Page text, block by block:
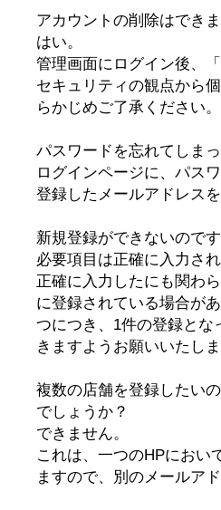
アカウントの削除はでき
はい。
管理画面にログイン後、
セキュリティの観点から
らかじめご了承ください。
パスワードを忘れてしま
ログインページに、パス
登録したメールアドレス
新規登録ができないので
必要項目は正確に入力さ
正確に入力したにも関わ
に登録されている場合が
つにつき、1件の登録と
きますようお願いいたしま
複数の店舗を登録したい
でしょうか？
できません。
これは、一つのHPにおい
ますので、別のメールア